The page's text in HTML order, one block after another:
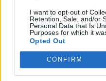
I want to opt-out of
Retention, Sale, and/or
Personal Data that Is
Purposes for which it
Opted Out
CONFIRM
Ιράν: Υπάρχει πρόοδος, αλλά
δεν επίκειται άμεσα συμφωνία
με τις ΗΠΑ